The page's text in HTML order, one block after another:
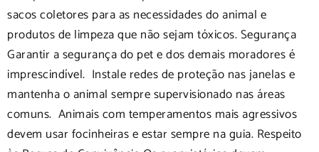
sacos coletores para as necessidades do animal e
produtos de limpeza que não sejam tóxicos. Segurança
Garantir a segurança do pet e dos demais moradores é
imprescindível. Instale redes de proteção nas janelas e
mantenha o animal sempre supervisionado nas áreas
comuns. Animais com temperamentos mais agressivos
devem usar focinheiras e estar sempre na guia. Respeito